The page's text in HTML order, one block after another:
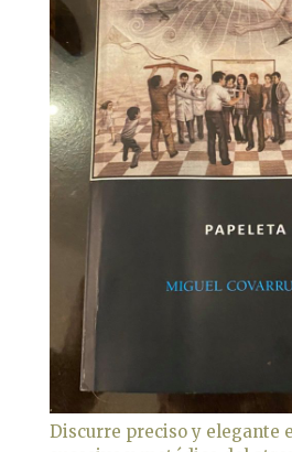
Discurre preciso y elegante